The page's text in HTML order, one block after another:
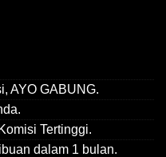
AYO GABUNG.
Tertinggi.
dalam 1 bulan.